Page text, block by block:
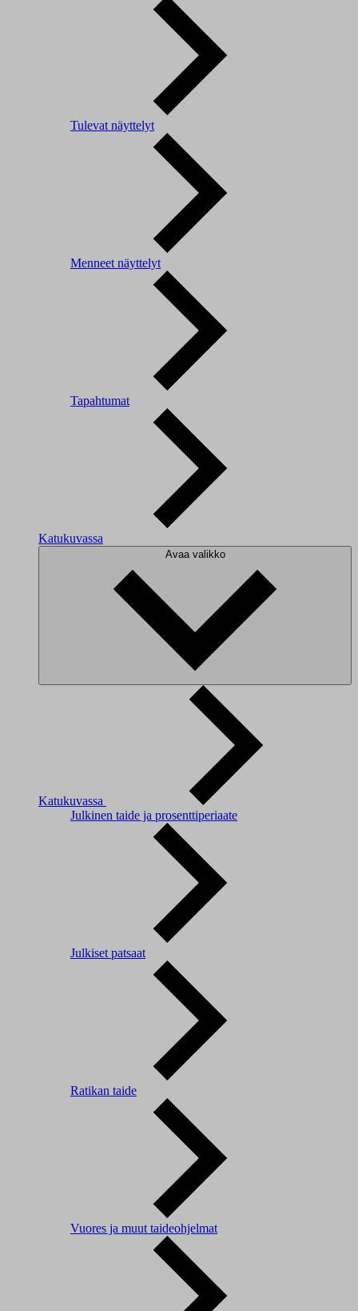
Tulevat näyttelyt
Menneet näyttelyt
Tapahtumat
Katukuvassa
Avaa valikko
Katukuvassa
Julkinen taide ja prosenttiperiaate
Julkiset patsaat
Ratikan taide
Vuores ja muut taideohjelmat